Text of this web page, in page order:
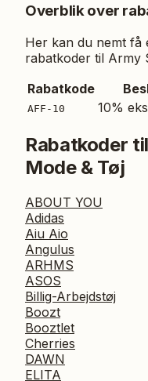
Overblik over
Her kan du nemt få
rabatkoder til Army
Rabatkode
AFF-10 10%
Rabatkoder
Mode & Tøj
ABOUT YOU
Adidas
Aiu Aio
Angulus
ARHMS
ASOS
Billig-Arbejdstøj
Boozt
Booztlet
Cherries
DAWN
ELITA